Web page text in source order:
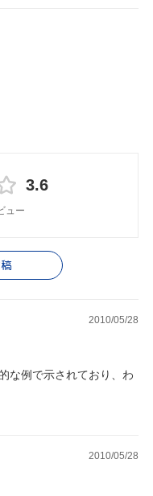
3.6
ュー
2010/05/28
な例で示されており、わ
2010/05/28